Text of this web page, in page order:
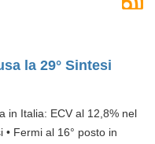
la 29° Sintesi
in Italia: ECV al 12,8% nel
Fermi al 16° posto in